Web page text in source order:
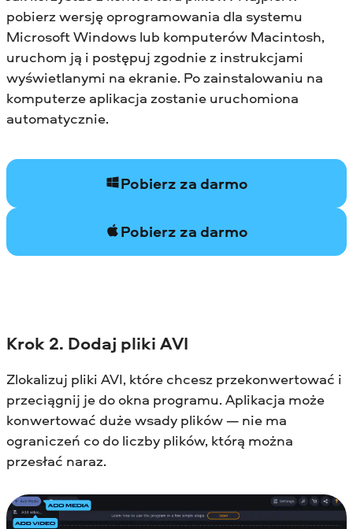
pobierz wersję oprogramowania dla systemu
Microsoft Windows lub komputerów Macintosh,
uruchom ją i postępuj zgodnie z instrukcjami
wyświetlanymi na ekranie. Po zainstalowaniu na
komputerze aplikacja zostanie uruchomiona
automatycznie.
Pobierz za darmo
Pobierz za darmo
Krok 2. Dodaj pliki AVI
Zlokalizuj pliki AVI, które chcesz przekonwertować i
przeciągnij je do okna programu. Aplikacja może
konwertować duże wsady plików — nie ma
ograniczeń co do liczby plików, którą można
przesłać naraz.